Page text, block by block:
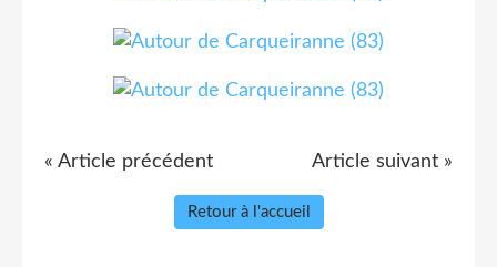
« Article précédent Article suivant »
Retour à l'accueil